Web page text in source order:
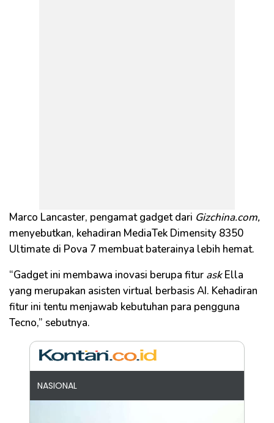
Marco Lancaster, pengamat gadget dari Gizchina.com,
menyebutkan, kehadiran MediaTek Dimensity 8350
Ultimate di Pova 7 membuat baterainya lebih hemat.
“Gadget ini membawa inovasi berupa fitur askElla
yang merupakan asisten virtual berbasis AI. Kehadiran
fitur ini tentu menjawab kebutuhan para pengguna
Tecno,” sebutnya.
NASIONAL